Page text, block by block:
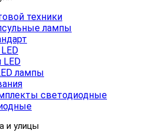
техники
лампы
лампы
светодиодные
и улицы